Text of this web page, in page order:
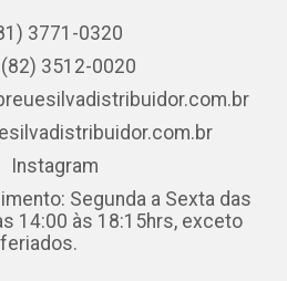
3771-0320
(82) 3512-0020
Instagram
Segunda a Sexta das
14:00 às 18:15hrs, exceto
feriados.